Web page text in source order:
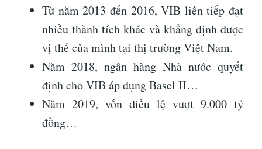
Từ năm 2013 đến 2016, VIB liên tiếp đạt
nhiều thành tích khác và khẳng định được
vị thế của mình tại thị trường Việt Nam.
Năm 2018, ngân hàng Nhà nước quyết
định cho VIB áp dụng Basel II…
Năm 2019, vốn điều lệ vượt 9.000 tỷ
đồng…